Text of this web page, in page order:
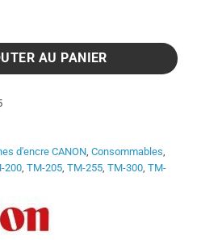
d'encre PFI-120Y Jaune - 130 ml
AU PANIER
d'encre CANON Consommables
200 TM-205 TM-255 TM-300 TM-